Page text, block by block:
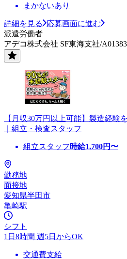
まかないあり
詳細を見る
応募画面に進む
派遣労働者
アデコ株式会社 SF東海支社/
【月収30万円以上可能】製造経験
｜組立・検査スタッフ
組立スタッフ 時給1,700円〜
勤務地
面接地
愛知県半田市
亀崎駅
シフト
1日8時間 週5日からOK
交通費支給